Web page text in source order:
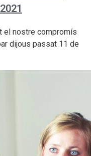
el nostre compromís
dijous passat 11 de